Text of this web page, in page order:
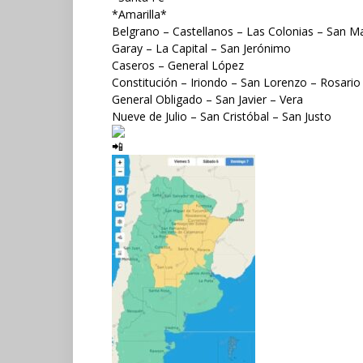
*Amarilla*
Belgrano – Castellanos – Las Colonias – San
Garay – La Capital – San Jerónimo
Caseros – General López
Constitución – Iriondo – San Lorenzo – Rosario
General Obligado – San Javier – Vera
Nueve de Julio – San Cristóbal – San Justo